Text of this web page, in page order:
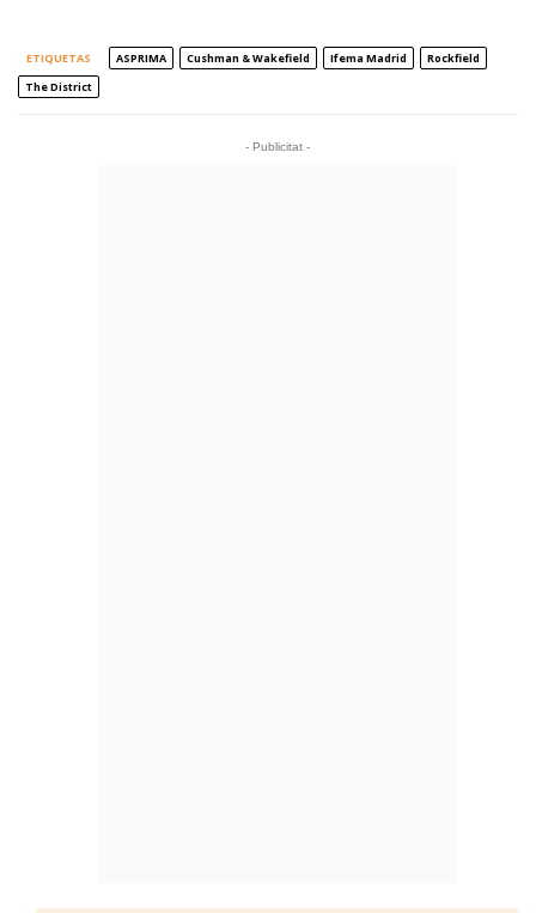
ETIQUETAS ASPRIMA Cushman & Wakefield Ifema Madrid
Rockfield
The District
- Publicitat -